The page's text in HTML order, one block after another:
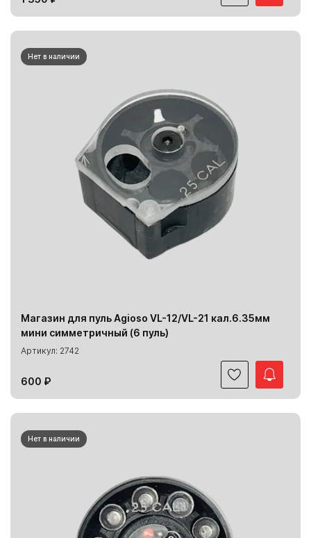
Нет в наличии
Магазин для пуль Agioso VL-12/VL-21 кал.6.35мм
мини симметричный (6 пуль)
Артикул: 2742
600 ₽
Нет в наличии